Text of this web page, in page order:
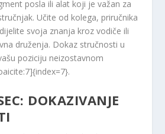
posla ili alat koji je važan za
Učite od kolega, priručnika
svoja znanja kroz vodiče ili
druženja. Dokaz stručnosti u
poziciju neizostavnom
DOKAZIVANJE